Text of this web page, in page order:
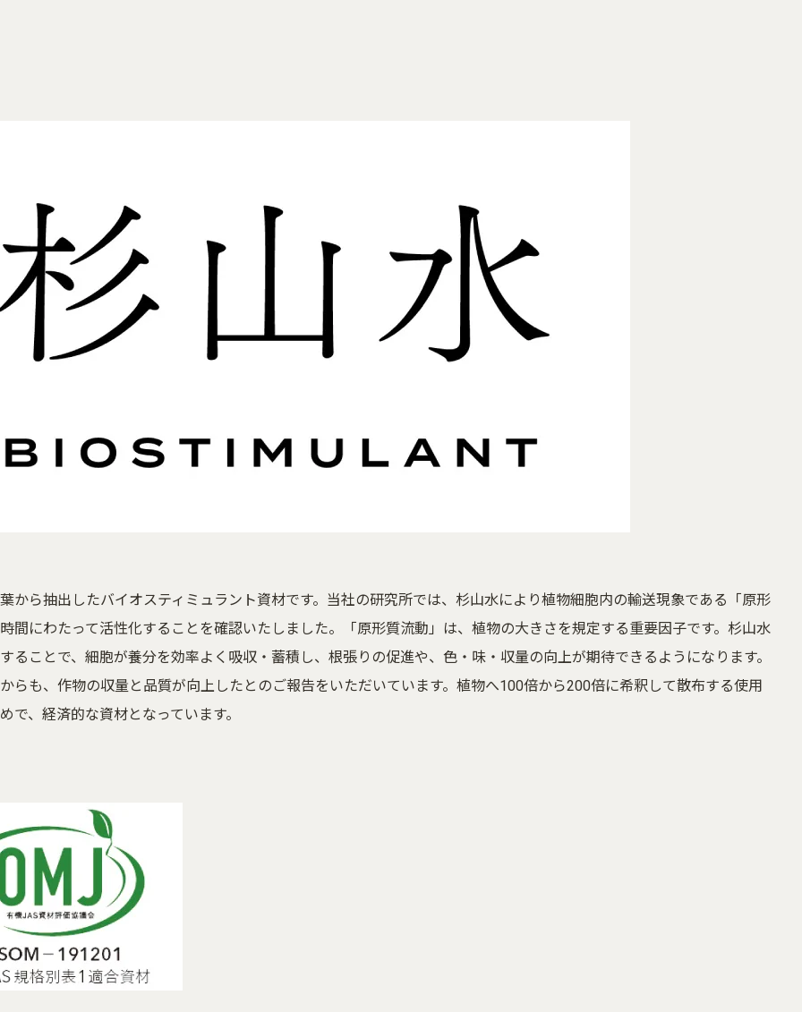
から抽出したバイオスティミュラント資材です。当社の研究所では、杉山水により植物細胞内の輸送現象である「原形
間にわたって活性化することを確認いたしました。「原形質流動」は、植物の大きさを規定する重要因子です。杉山水
ることで、細胞が養分を効率よく吸収・蓄積し、根張りの促進や、色・味・収量の向上が期待できるようになります。
らも、作物の収量と品質が向上したとのご報告をいただいています。植物へ100倍から200倍に希釈して散布する使用
で、経済的な資材となっています。